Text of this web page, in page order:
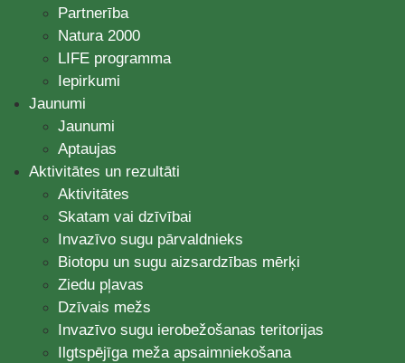
Partnerība
Natura 2000
LIFE programma
Iepirkumi
Jaunumi
Jaunumi
Aptaujas
Aktivitātes un rezultāti
Aktivitātes
Skatam vai dzīvībai
Invazīvo sugu pārvaldnieks
Biotopu un sugu aizsardzības mērķi
Ziedu pļavas
Dzīvais mežs
Invazīvo sugu ierobežošanas teritorijas
Ilgtspējīga meža apsaimniekošana